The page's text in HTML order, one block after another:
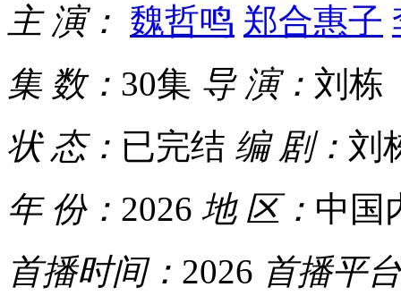
主 演： 魏哲鸣 郑合惠子
集 数： 30集 导 演： 刘栋
状 态： 已完结 编 剧： 刘
年 份： 2026 地 区： 中国
首播时间： 2026 首播平